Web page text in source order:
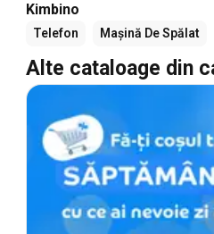
Kimbino
Telefon Mașină De Spălat
Alte cataloage din